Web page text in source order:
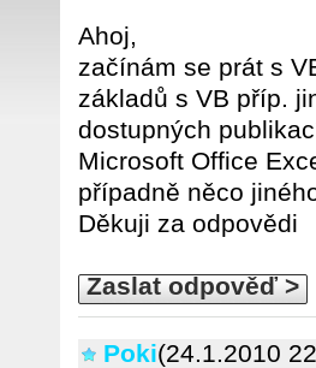
Ahoj,
začínám se prát s
základů s VB příp.
dostupných
Microsoft Office
případně něco
Děkuji za odpovědi
Zaslat odpověď >
Poki(24.1.2010